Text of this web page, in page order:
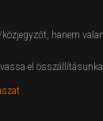
hanem
el